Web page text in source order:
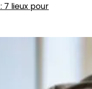
: 7 lieux pour